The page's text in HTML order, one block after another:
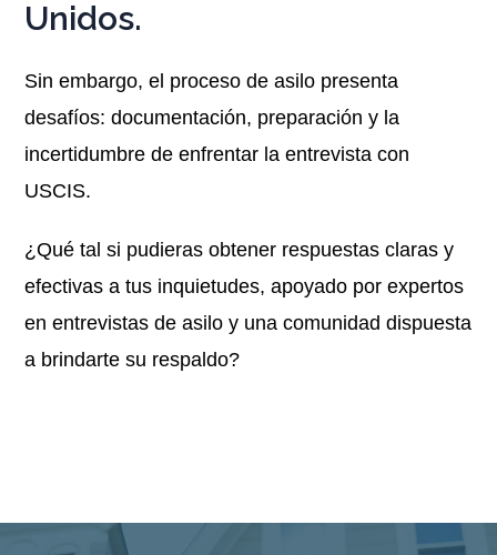
Unidos.
Sin embargo, el proceso de asilo presenta
desafíos: documentación, preparación y la
incertidumbre de enfrentar la entrevista con
USCIS.
¿Qué tal si pudieras obtener respuestas claras y
efectivas a tus inquietudes, apoyado por expertos
en entrevistas de asilo y una comunidad dispuesta
a brindarte su respaldo?